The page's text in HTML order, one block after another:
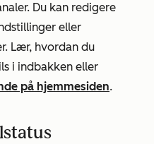
Du kan redigere
eller
Lær, hvordan du
i indbakken eller
på hjemmesiden.